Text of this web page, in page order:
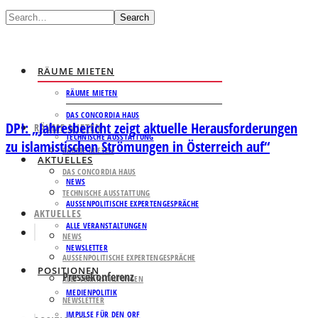
Search
RÄUME MIETEN
RÄUME MIETEN
DAS CONCORDIA HAUS
TECHNISCHE AUSSTATTUNG
AKTUELLES
NEWS
AUSSENPOLITISCHE EXPERTENGESPRÄCHE
ALLE VERANSTALTUNGEN
NEWSLETTER
POSITIONEN
MEDIENPOLITIK
IMPULSE FÜR DEN ORF
RÄUME MIETEN
RÄUME MIETEN
DAS CONCORDIA HAUS
TECHNISCHE AUSSTATTUNG
AKTUELLES
NEWS
AUSSENPOLITISCHE EXPERTENGESPRÄCHE
ALLE VERANSTALTUNGEN
NEWSLETTER
DPI: „Jahresbericht zeigt aktuelle Herausforderungen
zu islamistischen Strömungen in Österreich auf“
Pressekonferenz